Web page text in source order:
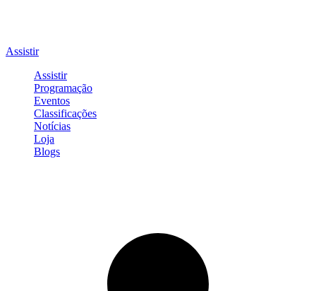
Assistir
Assistir
Programação
Eventos
Classificações
Notícias
Loja
Blogs